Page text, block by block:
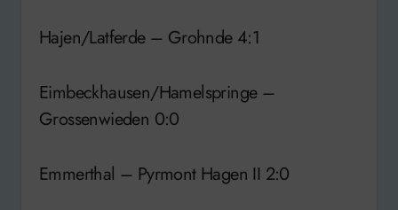
Hajen/Latferde – Grohnde 4:1
Eimbeckhausen/Hamelspringe –
Grossenwieden 0:0
Emmerthal – Pyrmont Hagen II 2:0